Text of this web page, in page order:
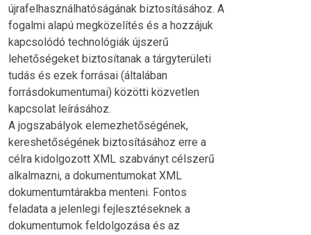
újrafelhasználhatóságának biztosításához. A
fogalmi alapú megközelítés és a hozzájuk
kapcsolódó technológiák újszerű
lehetőségeket biztosítanak a tárgyterületi
tudás és ezek forrásai (általában
forrásdokumentumai) közötti közvetlen
kapcsolat leírásához.
A jogszabályok elemezhetőségének,
kereshetőségének biztosításához erre a
célra kidolgozott XML szabványt célszerű
alkalmazni, a dokumentumokat XML
dokumentumtárakba menteni. Fontos
feladata a jelenlegi fejlesztéseknek a
dokumentumok feldolgozása és az